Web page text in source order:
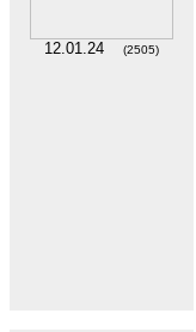
12.01.24 (2505)